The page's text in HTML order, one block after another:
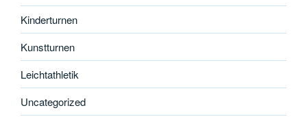
Kinderturnen
Kunstturnen
Leichtathletik
Uncategorized